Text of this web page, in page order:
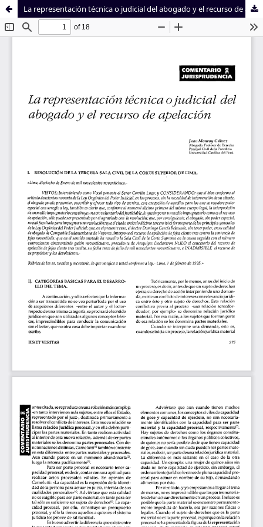
Sistema de
Bibliotecas
Facultad de
Derecho
La representación técnica o judicial del abogado y el recurso de apelación